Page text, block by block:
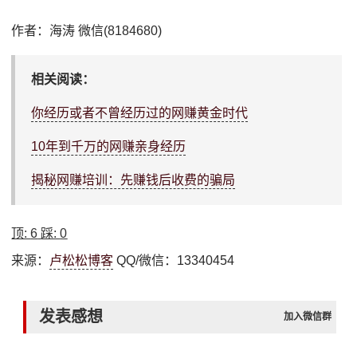
作者：海涛 微信(8184680)
相关阅读：
你经历或者不曾经历过的网赚黄金时代
10年到千万的网赚亲身经历
揭秘网赚培训：先赚钱后收费的骗局
顶:6 踩:0
来源： 卢松松博客 QQ/微信：13340454
发表感想 加入微信群